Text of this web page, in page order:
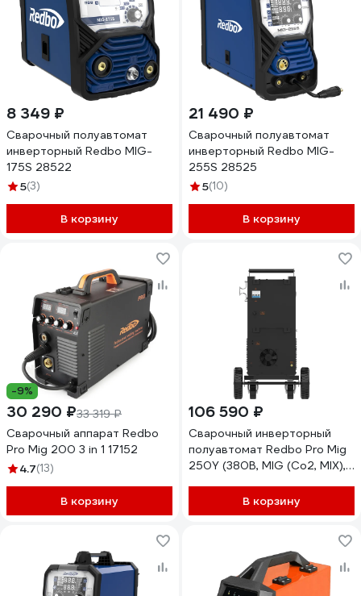
8 349 ₽
Сварочный полуавтомат
инверторный Redbo MIG-
175S 28522
5(3)
В корзину
21 490 ₽
Сварочный полуавтомат
инверторный Redbo MIG-
255S 28525
5(10)
В корзину
-9%
30 290 ₽33 319 ₽
Сварочный аппарат Redbo
Pro Mig 200 3 in 1 17152
4.7(13)
В корзину
106 590 ₽
Сварочный инверторный
полуавтомат Redbo Pro Mig
250Y (380В, MIG (Co2, MIX),
мм, MMA 20-250A, 2-4 мм,
два д 7462
В корзину